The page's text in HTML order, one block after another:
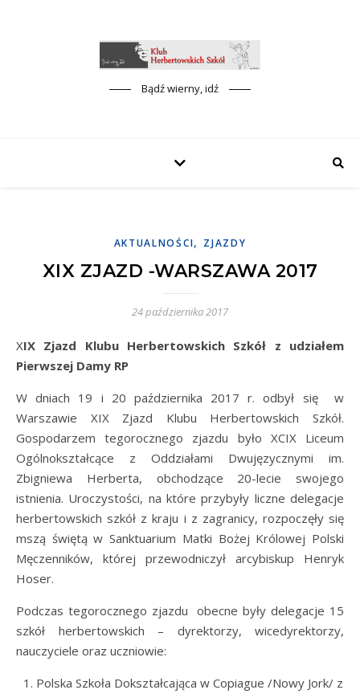
Bądź wierny, idź
AKTUALNOŚCI, ZJAZDY
XIX ZJAZD -WARSZAWA 2017
24 października 2017
XIX Zjazd Klubu Herbertowskich Szkół z udziałem
Pierwszej Damy RP
W dniach 19 i 20 października 2017 r. odbył się w
Warszawie XIX Zjazd Klubu Herbertowskich Szkół.
Gospodarzem tegorocznego zjazdu było XCIX Liceum
Ogólnokształcące z Oddziałami Dwujęzycznymi im.
Zbigniewa Herberta, obchodzące 20-lecie swojego
istnienia. Uroczystości, na które przybyły liczne delegacje
herbertowskich szkół z kraju i z zagranicy, rozpoczęły się
mszą świętą w Sanktuarium Matki Bożej Królowej Polski
Męczenników, której przewodniczył arcybiskup Henryk
Hoser.
Podczas tegorocznego zjazdu obecne były delegacje 15
szkół herbertowskich – dyrektorzy, wicedyrektorzy,
nauczyciele oraz uczniowie:
Polska Szkoła Dokształcająca w Copiague /Nowy Jork/ z